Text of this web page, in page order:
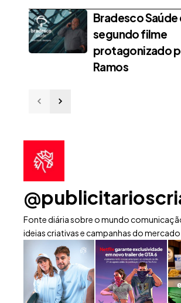
Bradesco
segundo filme
protagonizado
Ramos
Fonte diária sobre o mundo
ideias criativas e campanhas do